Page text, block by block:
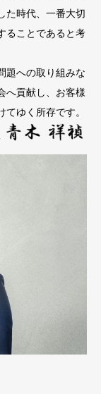
た時代、一番大切
ることであると考
題への取り組みな
へ貢献し、お客様
ゆく所存です。